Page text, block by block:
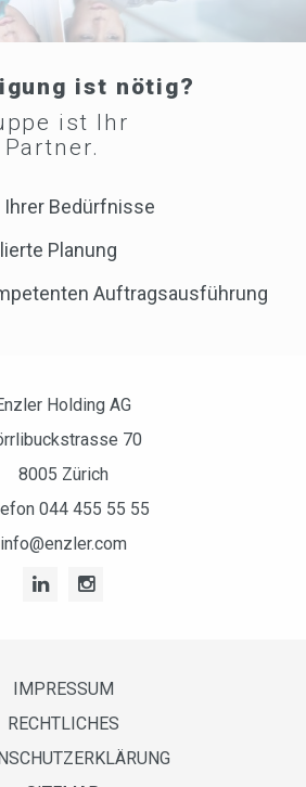
ist nötig?
ist Ihr
Bedürfnisse
Planung
Auftragsausführung
Holding AG
70
8005 Zürich
044 455 55 55
info@enzler.com
IMPRESSUM
RECHTLICHES